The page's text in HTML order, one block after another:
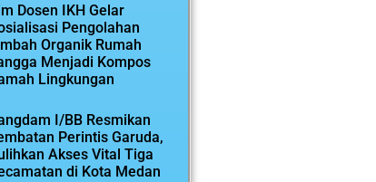
Dosen IKH Gelar
Pengolahan
Organik Rumah
Menjadi Kompos
Lingkungan
I/BB Resmikan
Perintis Garuda,
Akses Vital Tiga
di Kota Medan